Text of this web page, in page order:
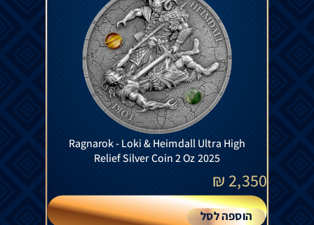
Ragnarok - Loki & Heimdall Ultra High
Relief Silver Coin 2 Oz 2025
2,350
₪
הוספה לסל